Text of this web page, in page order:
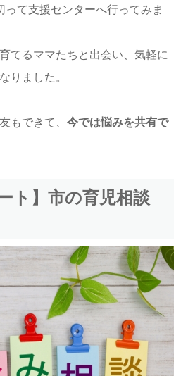
て支援センターへ行ってみま
てるママたちと出会い、気軽に
りました。
もできて、 今では悩みを共有で
ト】市の育児相談